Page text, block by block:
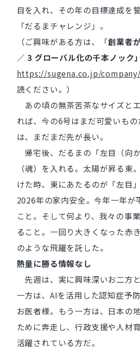
目を入れ、その年の目標達成を
「だるまチャレンジ」。
（ご興味がある方は、「創業者
／ 3 グローバル化の千本ノック」
https://sugena.co.jp/
読ください。）
あの頃の無茶苦茶なサイズと
れば、今の6号はまだ可愛いも
は、まだまだ先が長い。
帰宅後、だるまの「左目（向
（魂）を入れる。太陽が昇る東
けた時、東にあたるのが「左目
2026年の家内安全。今年一年が
こと。そして何より、我々の事
ること。一回り大きくなった赤
のような飛躍を託した。
熱量に勝る情報なし
先週は、実に興味深いお二方
一方は、AIを活用した認知症予
お医者様。もう一方は、日本の
ために奔走し、行政支援や人材
活躍されている方だ。